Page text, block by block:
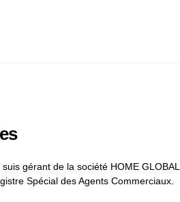
gérant de la société HOME
Spécial des Agents Commerciaux.